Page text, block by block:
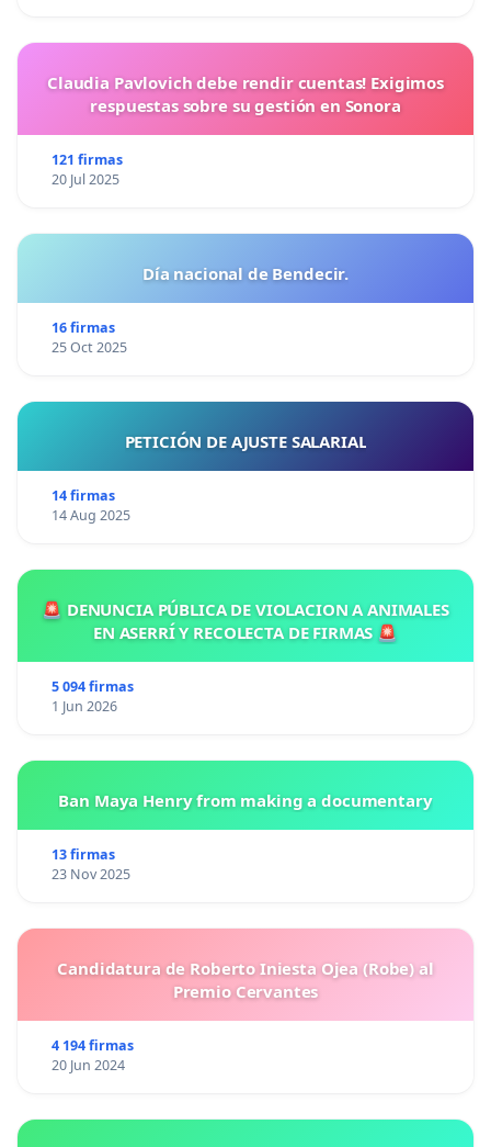
Claudia Pavlovich debe rendir cuentas! Exigimos
respuestas sobre su gestión en Sonora
121 firmas
20 Jul 2025
Día nacional de Bendecir.
16 firmas
25 Oct 2025
PETICIÓN DE AJUSTE SALARIAL
14 firmas
14 Aug 2025
🚨 DENUNCIA PÚBLICA DE VIOLACION A ANIMALES
EN ASERRÍ Y RECOLECTA DE FIRMAS 🚨
5 094 firmas
1 Jun 2026
Ban Maya Henry from making a documentary
13 firmas
23 Nov 2025
Candidatura de Roberto Iniesta Ojea (Robe) al
Premio Cervantes
4 194 firmas
20 Jun 2024